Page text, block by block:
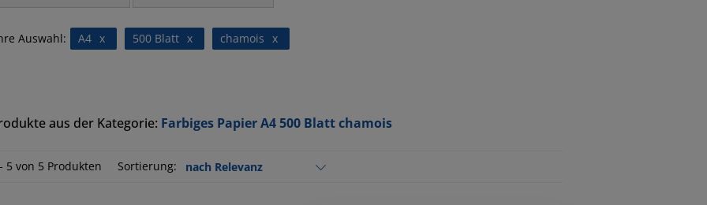
Auswahl: x
A4 x
500 Blatt x
chamois
aus der Kategorie: Farbiges Papier A4 500 Blatt chamois
5 von 5 Produkten Sortierung: